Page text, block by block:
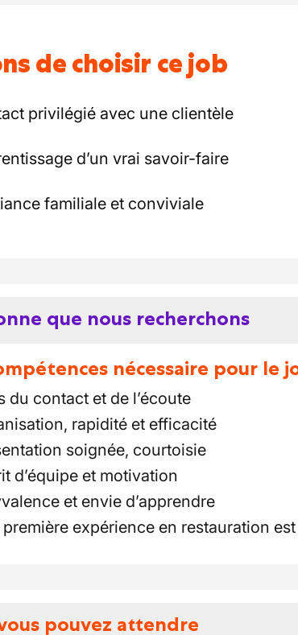
de choisir ce job
privilégié avec une clientèle
d’un vrai savoir-faire
familiale et conviviale
que nous recherchons
nécessaire pour le
du contact et de l’écoute
rapidité et efficacité
soignée, courtoisie
d’équipe et motivation
et envie d’apprendre
première expérience en restauration
pouvez attendre